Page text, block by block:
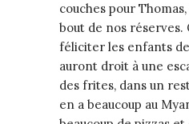
couches pour
bout de nos réserves.
féliciter les enfants
auront droit à une
des frites, dans un
en a beaucoup au